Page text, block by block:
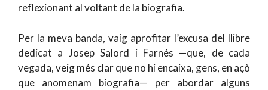
reflexionant al voltant de la biografia.
Per la meva banda, vaig aprofitar l’excusa del llibre
dedicat a Josep Salord i Farnés —que, de cada
vegada, veig més clar que no hi encaixa, gens, en açò
que anomenam biografia— per abordar alguns